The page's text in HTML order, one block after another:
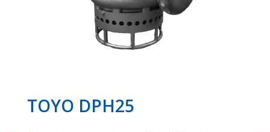
TOYO DPH25